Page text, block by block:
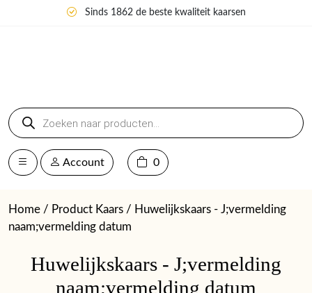
Sinds 1862 de beste kwaliteit kaarsen
Producten
zoeken
Account 0
Home / Product Kaars / Huwelijkskaars - J;vermelding
naam;vermelding datum
Huwelijkskaars - J;vermelding
naam;vermelding datum